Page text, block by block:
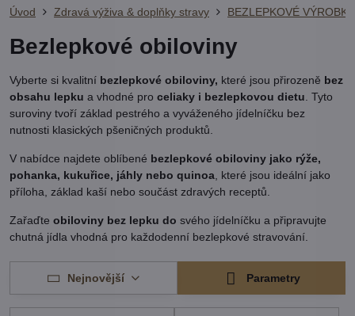
Úvod Zdravá výživa & doplňky stravy BEZLEPKOVÉ VÝROBKY
Bezlepkové obiloviny
Vyberte si kvalitní bezlepkové obiloviny, které jsou přirozeně bez
obsahu lepku a vhodné pro celiaky i bezlepkovou dietu . Tyto
suroviny tvoří základ pestrého a vyváženého jídelníčku bez
nutnosti klasických pšeničných produktů.
V nabídce najdete oblíbené bezlepkové obiloviny jako rýže,
pohanka, kukuřice, jáhly nebo quinoa , které jsou ideální jako
příloha, základ kaší nebo součást zdravých receptů.
Zařaďte obiloviny bez lepku do svého jídelníčku a připravujte
chutná jídla vhodná pro každodenní bezlepkové stravování.
Nejnovější Parametry